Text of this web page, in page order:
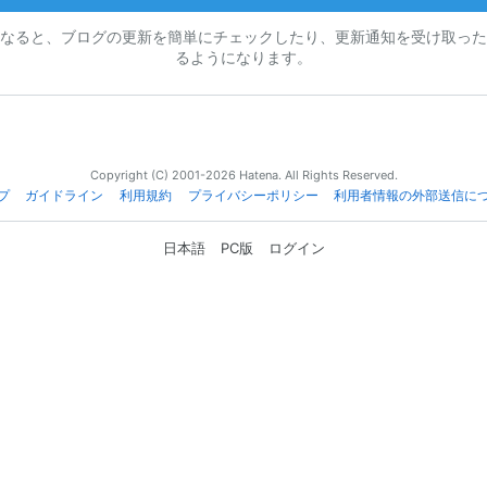
ると、ブログの更新を簡単にチェックしたり、更新通知を受け取っ
るようになります。
Copyright (C) 2001-2026 Hatena. All Rights Reserved.
ガイドライン 利用規約 プライバシーポリシー 利用者情報の外部送信に
日本語 PC版 ログイン